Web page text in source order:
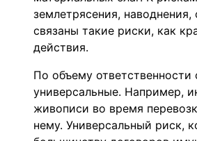
землетрясения,
связаны такие риски, как
действия.
По объему
универсальные. Например,
живописи во время
нему. Универсальный риск,